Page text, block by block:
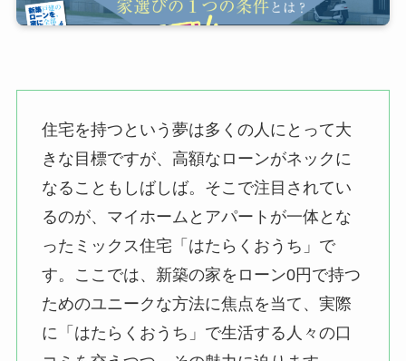
住宅を持つという夢は多くの人にとって大
きな目標ですが、高額なローンがネックに
なることもしばしば。そこで注目されてい
るのが、マイホームとアパートが一体とな
ったミックス住宅「はたらくおうち」で
す。ここでは、新築の家をローン0円で持つ
ためのユニークな方法に焦点を当て、実際
に「はたらくおうち」で生活する人々の口